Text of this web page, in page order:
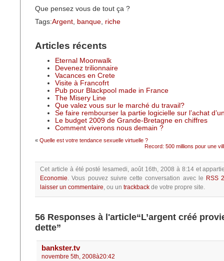
Que pensez vous de tout ça ?
Tags:Argent, banque, riche
Articles récents
Eternal Moonwalk
Devenez trilionnaire
Vacances en Crete
Visite à Francofrt
Pub pour Blackpool made in France
The Misery Line
Que valez vous sur le marché du travail?
Se faire rembourser la partie logicielle sur l’achat
Le budget 2009 de Grande-Bretagne en chiffres
Comment viverons nous demain ?
« Quelle est votre tendance sexuelle virtuelle ?
Record: 500 millions pour une
Cet article à été posté lesamedi, août 16th, 2008 à 8:14 et
Economie.Vous pouvez suivre cette conversation avec le RSS
laisser un commentaire, ou un trackback de votre propre site.
56 Responses à l'article“L’argent créé
dette”
bankster.tv
novembre 5th, 2008à20:42